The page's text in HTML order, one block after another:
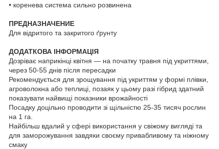
• коренева система сильно розвинена
ПРЕДНАЗНАЧЕНИЕ
Для відритого та закритого ґрунту
ДОДАТКОВА ІНФОРМАЦІЯ
Дозріває наприкінці квітня — на початку травня під укриттями,
через 50-55 днів після пересадки
Рекомендується для зрощування під укриттям у формі плівки,
агроволокна або теплиці, позаяк у цьому разі гібрид здатний
показувати найвищі показники врожайності
Посадку доцільно проводити зі щільністю 25-35 тисяч рослин
на 1 га.
Найбільш вдалий у сфері використання у свіжому вигляді та
для заморожування завдяки своєму привабливому та ніжному
смаку